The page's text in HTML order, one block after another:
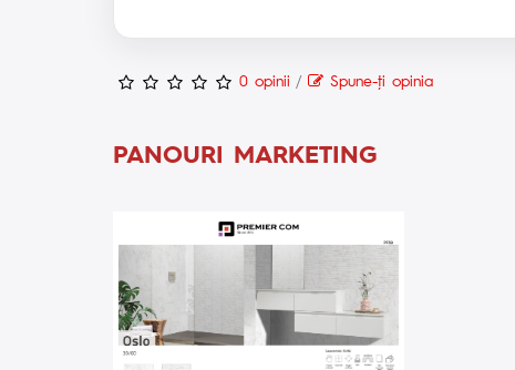
0 opinii / Spune-ţi opinia
PANOURI MARKETING